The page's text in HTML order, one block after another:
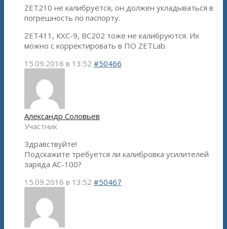
ZET210 не калибруется, он должен укладываться в
погрешность по паспорту.
ZET411, КХС-9, ВС202 тоже не калибруются. Их
можно с корректировать в ПО ZETLab.
15.09.2016 в 13:52 #50466
Александр Соловьев
Участник
Здравствуйте!
Подскажите требуется ли калибровка усилителей
заряда АС-100?
15.09.2016 в 13:52 #50467